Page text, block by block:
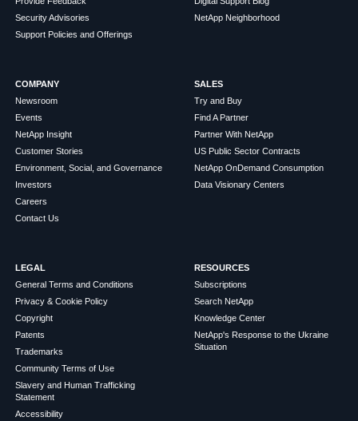
Security Advisories
Support Policies and Offerings
NetApp Neighborhood
COMPANY
Newsroom
Events
NetApp Insight
Customer Stories
Environment, Social, and Governance
Investors
Careers
Contact Us
SALES
Try and Buy
Find A Partner
Partner With NetApp
US Public Sector Contracts
NetApp OnDemand Consumption
Data Visionary Centers
LEGAL
General Terms and Conditions
Privacy & Cookie Policy
Copyright
Patents
Trademarks
Community Terms of Use
Slavery and Human Trafficking
Statement
Accessibility
RESOURCES
Subscriptions
Search NetApp
Knowledge Center
NetApp's Response to the Ukraine
Situation